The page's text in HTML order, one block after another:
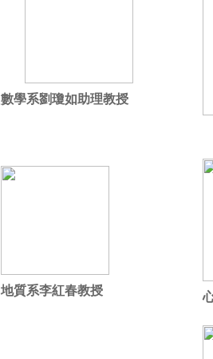
數學系劉瓊如助理教授
地質系李紅春教授